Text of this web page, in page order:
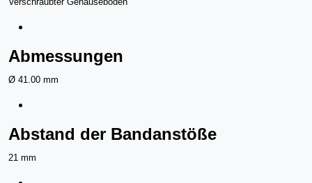
Abmessungen
Ø 41.00 mm
Abstand der Bandanstöße
21 mm